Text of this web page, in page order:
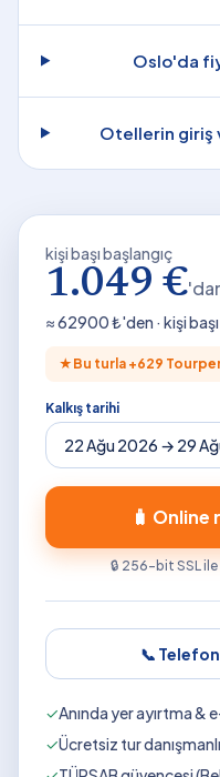
Oslo'da
Otellerin giriş
kişi başı başlangıç
1.049 €
≈62900₺'den · kişi başı
★ Bu turla +629
Kalkış tarihi
🧳
🔒 256-bit SSL
📞
✓Anında yer ayırtma &
✓Ücretsiz tur